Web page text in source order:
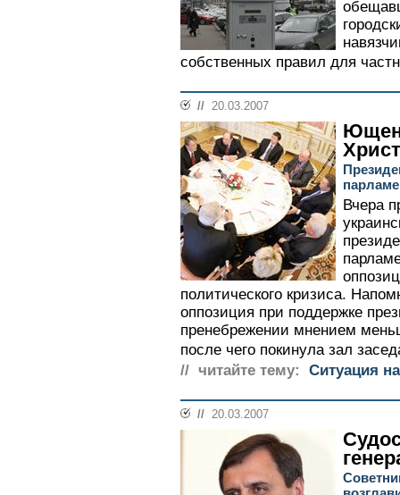
собственных правил для
// 20.03.2007
Вчера
политического кризиса.
оппозиция при поддержке
пренебрежении мнением
после чего покинула зал
// читайте тему:
Ситуация
// 20.03.2007